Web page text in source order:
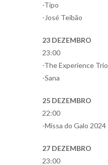
-Tipo
-José Teibão
23 DEZEMBRO
23:00
-The Experience Trio
-Sana
25 DEZEMBRO
22:00
-Missa do Galo 2024
27 DEZEMBRO
23:00